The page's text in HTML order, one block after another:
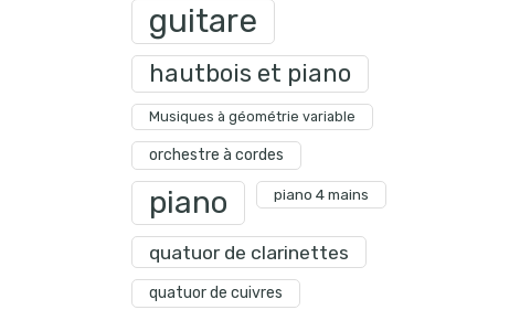
guitare
hautbois et piano
Musiques à géométrie variable
orchestre à cordes
piano piano 4 mains
quatuor de clarinettes
quatuor de cuivres